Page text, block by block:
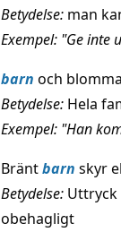
Betydelse: man
Exempel: "Ge inte
barn och blomma
Betydelse: Hela
Exempel: "Han
Bräntbarn skyr
Betydelse:
obehagligt